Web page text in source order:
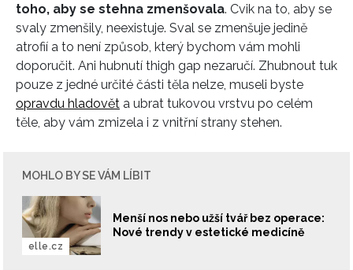
toho, aby se stehna zmenšovala. Cvik na to, aby se
svaly zmenšily, neexistuje. Sval se zmenšuje jedině
atrofií a to není způsob, který bychom vám mohli
doporučit. Ani hubnutí thigh gap nezaručí. Zhubnout tuk
pouze z jedné určité části těla nelze, museli byste
opravdu hladovět a ubrat tukovou vrstvu po celém
těle, aby vám zmizela i z vnitřní strany stehen.
MOHLO BY SE VÁM LÍBIT
Menší nos nebo užší tvář bez operace:
Nové trendy v estetické medicíně
elle.cz